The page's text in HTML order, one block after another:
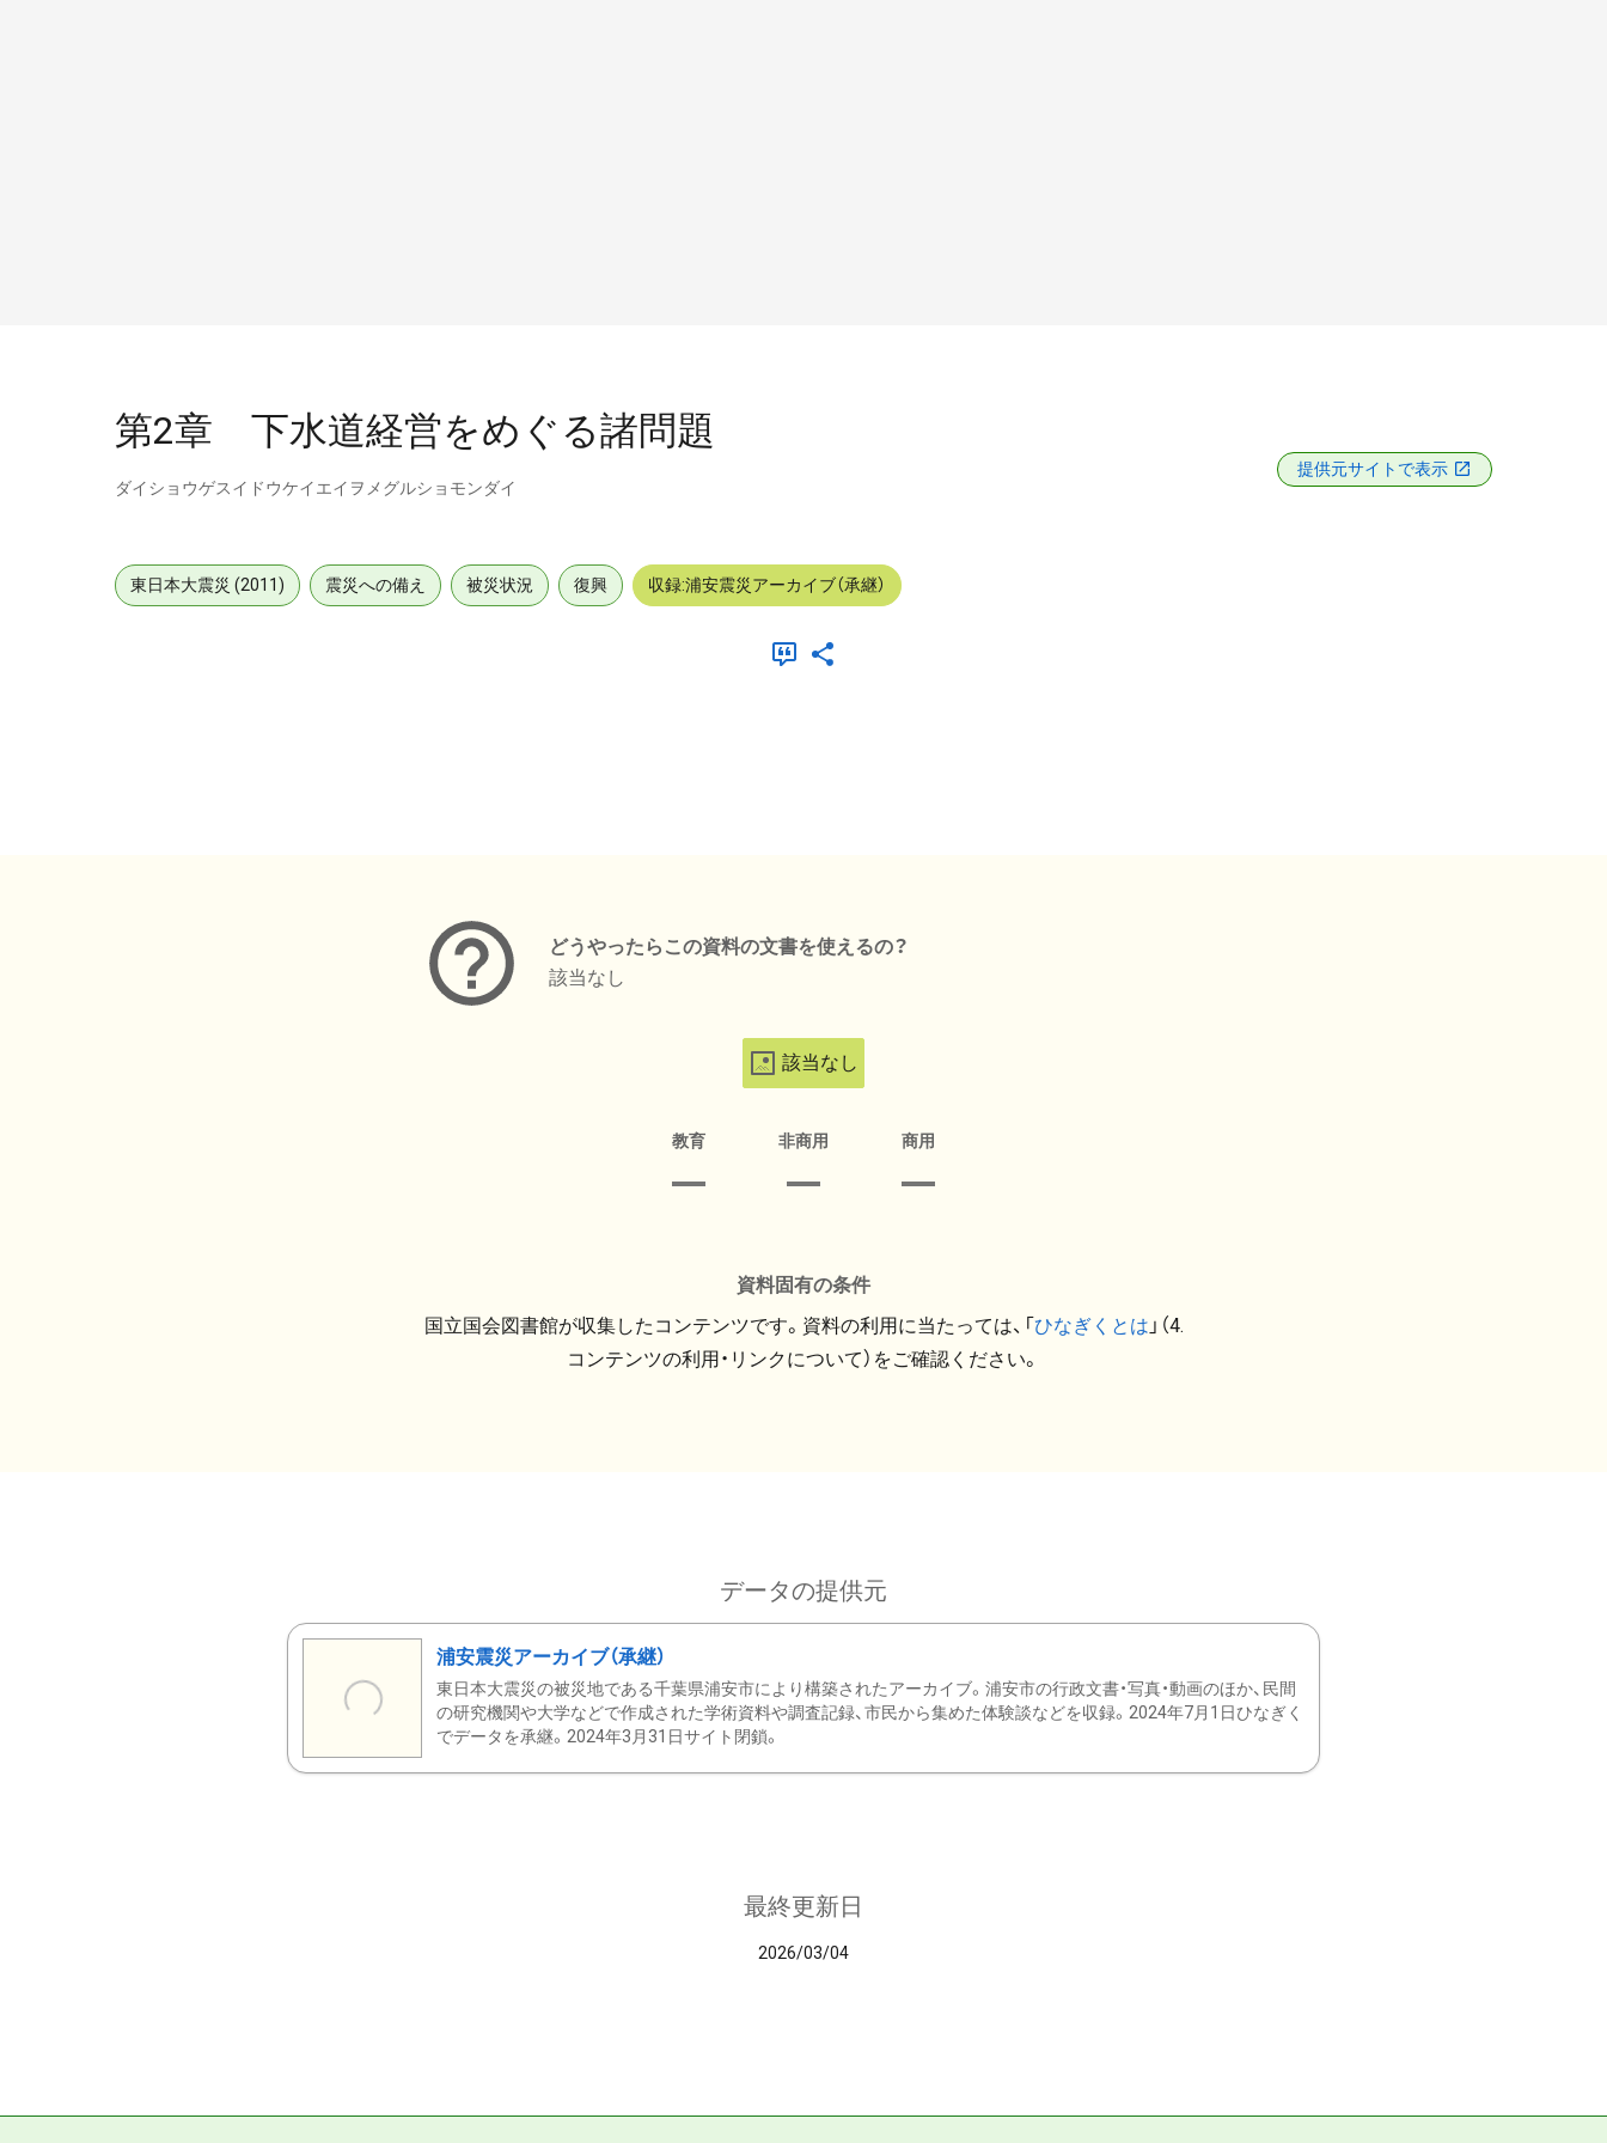
第2章 下水道経営をめぐる諸問題
ダイショウゲスイドウケイエイヲメグルショモンダイ
提供元サイトで表示
東日本大震災 (2011) 震災への備え 被災状況 復興 収録:浦安震災アーカイブ（承継）
どうやったらこの資料の文書を使えるの？
該当なし
該当なし
教育 非商用 商用
資料固有の条件
国立国会図書館が収集したコンテンツです。資料の利用に当たっては、「ひなぎくとは 」（4.
コンテンツの利用・リンクについて）をご確認ください。
データの提供元
浦安震災アーカイブ（承継）
東日本大震災の被災地である千葉県浦安市により構築されたアーカイブ。浦安市の行政文書・写真・動画のほか、民間
の研究機関や大学などで作成された学術資料や調査記録、市民から集めた体験談などを収録。2024年7月1日ひなぎく
でデータを承継。2024年3月31日サイト閉鎖。
最終更新日
2026/03/04